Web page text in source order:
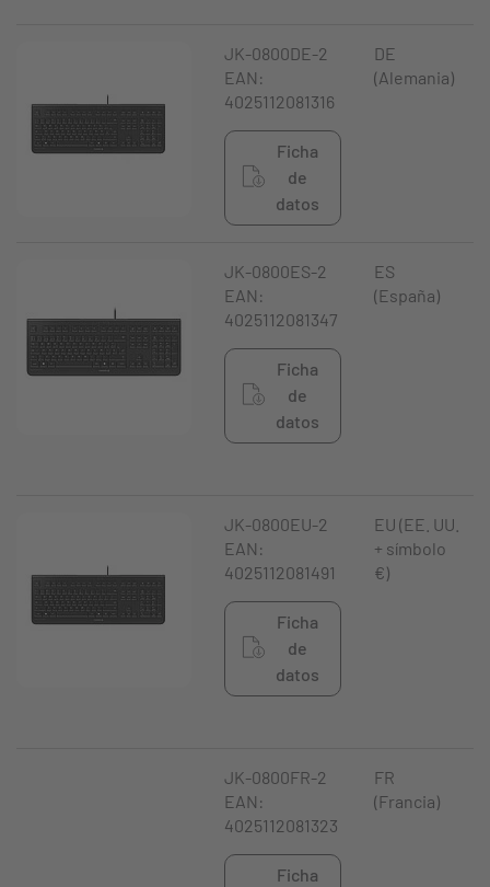
JK-0800DE-2
EAN:
4025112081316
Ficha
de
datos
DE
(Alemania)
JK-0800ES-2
EAN:
4025112081347
Ficha
de
datos
ES
(España)
JK-0800EU-2
EAN:
4025112081491
Ficha
de
datos
EU (EE. UU.
+ símbolo
€)
JK-0800FR-2
EAN:
4025112081323
Ficha
FR
(Francia)